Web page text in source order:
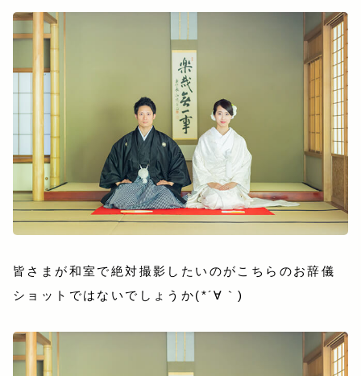
皆さまが和室で絶対撮影したいのがこちらのお辞儀
ショットではないでしょうか(*´∀｀)